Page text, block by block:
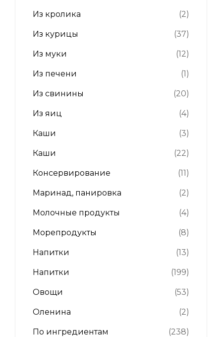
Из кролика (2)
Из курицы (37)
Из муки (12)
Из печени (1)
Из свинины (20)
Из яиц (4)
Каши (3)
Каши (22)
Консервирование (11)
Маринад, панировка (2)
Молочные продукты (4)
Морепродукты (8)
Напитки (13)
Напитки (199)
Овощи (53)
Оленина (2)
По ингредиентам (238)